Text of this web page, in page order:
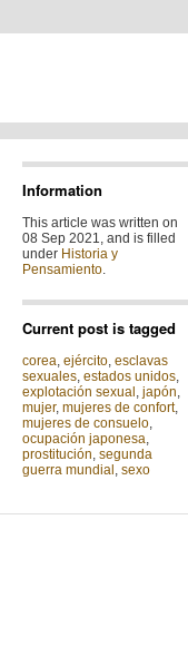
Information
This article was written on
08 Sep 2021, and is filled
under Historia y
Pensamiento.
Current post is tagged
corea, ejército, esclavas
sexuales, estados unidos,
explotación sexual , japón,
mujer, mujeres de confort,
mujeres de consuelo,
ocupación japonesa,
prostitución, segunda
guerra mundial , sexo